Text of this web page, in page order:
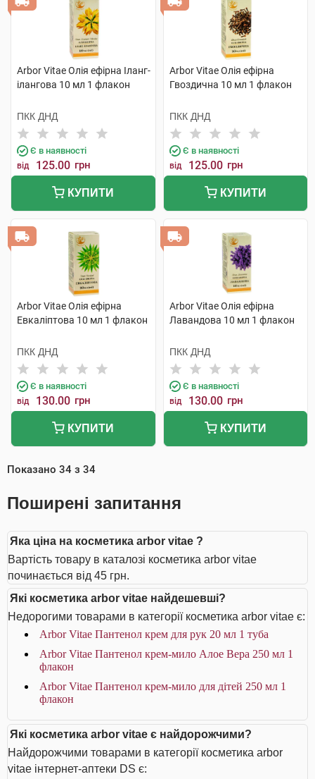
Arbor Vitae Олія ефірна Іланг-
ілангова 10 мл 1 флакон
ПКК ДНД
Є в наявності
від 125.00 грн
КУПИТИ
Arbor Vitae Олія ефірна
Гвоздична 10 мл 1 флакон
ПКК ДНД
Є в наявності
від 125.00 грн
КУПИТИ
Arbor Vitae Олія ефірна
Евкаліптова 10 мл 1 флакон
ПКК ДНД
Є в наявності
від 130.00 грн
КУПИТИ
Arbor Vitae Олія ефірна
Лавандова 10 мл 1 флакон
ПКК ДНД
Є в наявності
від 130.00 грн
КУПИТИ
Показано 34 з 34
Поширені запитання
Яка ціна на косметика arbor vitae ?
Вартість товару в каталозі косметика arbor vitae
починається від 45 грн.
Які косметика arbor vitae найдешевші?
Недорогими товарами в категорії косметика arbor vitae є:
Arbor Vitae Пантенол крем для рук 20 мл 1 туба
Arbor Vitae Пантенол крем-мило Алое Вера 250 мл 1
флакон
Arbor Vitae Пантенол крем-мило для дітей 250 мл 1
флакон
Які косметика arbor vitae є найдорожчими?
Найдорожчими товарами в категорії косметика arbor
vitae інтернет-аптеки DS є: